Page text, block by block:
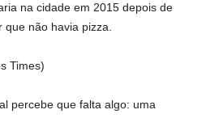
na cidade em 2015 depois de
não havia pizza.
Times)
percebe que falta algo: uma